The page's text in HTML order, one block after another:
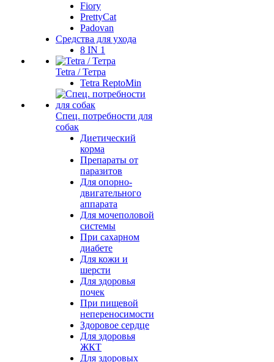
Fiory
PrettyCat
Padovan
Средства для ухода
8 IN 1
Tetra / Тетра
Tetra ReptoMin
Спец. потребности для
собак
Диетический
корма
Препараты от
паразитов
Для опорно-
двигательного
аппарата
Для мочеполовой
системы
При сахарном
диабете
Для кожи и
шерсти
Для здоровья
почек
При пищевой
непереносимости
Здоровое сердце
Для здоровья
ЖКТ
Для здоровых